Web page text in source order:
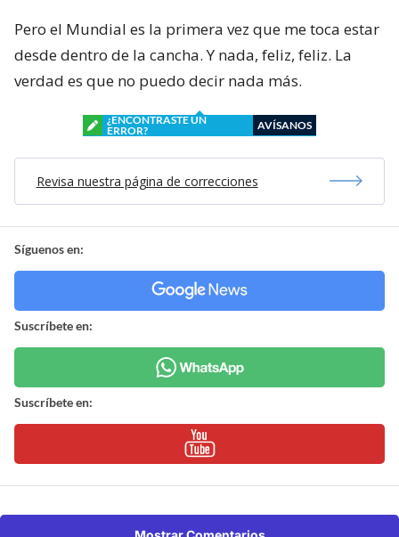
Pero el Mundial es la primera vez que me toca estar
desde dentro de la cancha. Y nada, feliz, feliz. La
verdad es que no puedo decir nada más.
¿ENCONTRASTE UN
ERROR?
AVÍSANOS
Revisa nuestra página de correcciones
Síguenos en:
Suscríbete en:
Suscríbete en: